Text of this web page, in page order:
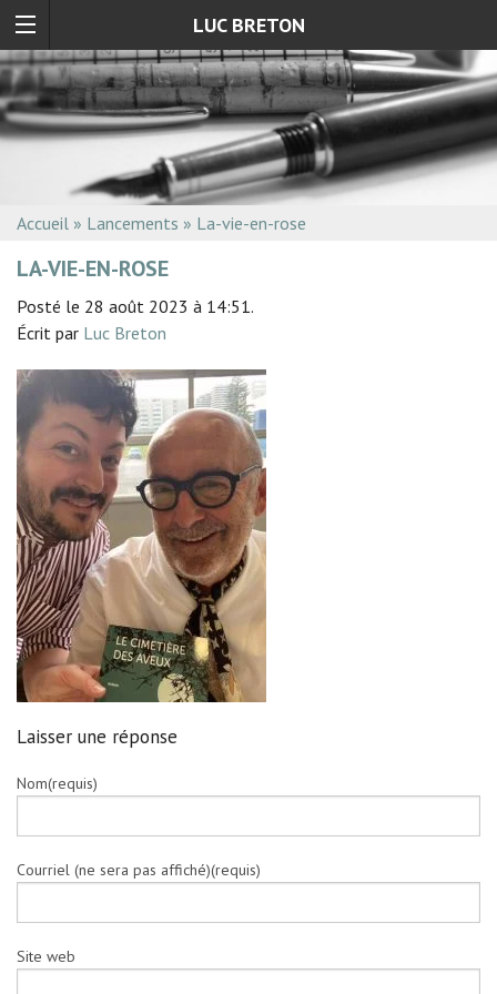
LUC BRETON
Accueil » Lancements » La-vie-en-rose
LA-VIE-EN-ROSE
Posté le 28 août 2023 à 14:51.
Écrit par Luc Breton
Laisser une réponse
Nom(requis)
Courriel (ne sera pas affiché)(requis)
Site web